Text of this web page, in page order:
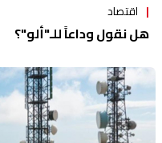
اقتصاد
هل نقول وداعاً للـ"ألو"؟